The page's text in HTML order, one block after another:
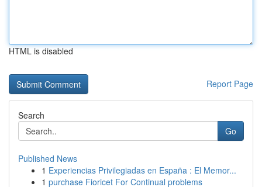
HTML is disabled
Report Page
Search
Go
Published News
1 Experiencias Privilegiadas en España : El Memor...
1 purchase Fioricet For Continual problems